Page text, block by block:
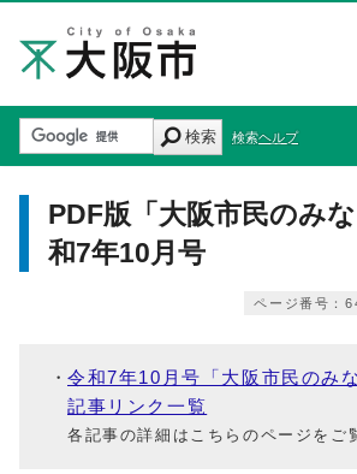
検索 検索ヘルプ
PDF版「大阪市民のみ
和7年10月号
ページ番号：
令和7年10月号「大阪市民のみ
記事リンク一覧
各記事の詳細はこちらのページをご